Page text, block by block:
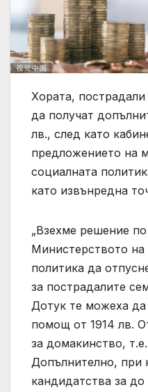
Хората,
да получат
лв., след като
предложението на
социалната
като извънредна
„Взехме решение
Министерството на
политика да
за пострадалите
Дотук те можеха да
помощ от 1914 лв.
за домакинство,
Допълнително,
кандидатства за до